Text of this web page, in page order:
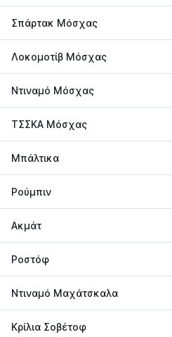
Σπάρτακ Μόσχας
Λοκομοτίβ Μόσχας
Ντιναμό Μόσχας
ΤΣΣΚΑ Μόσχας
Μπάλτικα
Ρούμπιν
Ακμάτ
Ροστόφ
Ντιναμό Μαχάτσκαλα
Κρίλια Σοβέτοφ